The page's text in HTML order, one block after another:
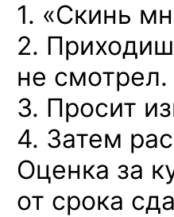
1. «Скинь
2.
не смотрел.
3. Просит
4. Затем
Оценка за
от срока